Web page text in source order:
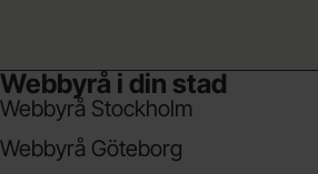
Webbyrå i din stad
Webbyrå Stockholm
Webbyrå Göteborg